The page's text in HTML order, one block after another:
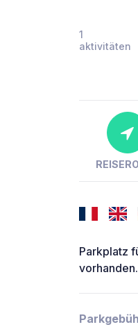
1
aktivitäten
Parkplatz